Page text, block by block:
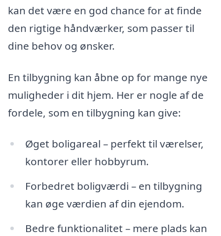
kan det være en god chance for at finde
den rigtige håndværker, som passer til
dine behov og ønsker.
En tilbygning kan åbne op for mange nye
muligheder i dit hjem. Her er nogle af de
fordele, som en tilbygning kan give:
Øget boligareal – perfekt til værelser,
kontorer eller hobbyrum.
Forbedret boligværdi – en tilbygning
kan øge værdien af din ejendom.
Bedre funktionalitet – mere plads kan